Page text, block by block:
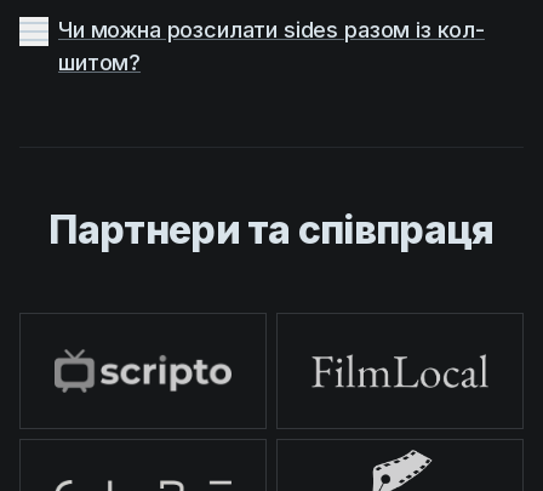
Чи можна розсилати sides разом із кол-
шитом?
Партнери та співпраця